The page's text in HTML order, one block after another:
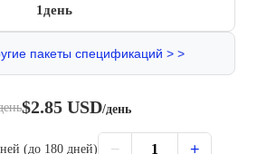
1день
пакеты спецификаций > >
$2.85 USD/день
(до 180 дней) − 1 +